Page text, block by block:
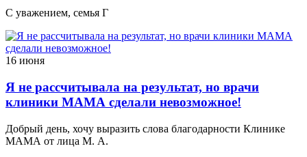
С уважением, семья Г
16 июня
Я не рассчитывала на результат, но врачи
клиники МАМА сделали невозможное!
Добрый день, хочу выразить слова благодарности Клинике
МАМА от лица М. А.